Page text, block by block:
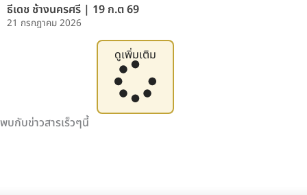
ธีเดช ช้างนครศรี | 19 ก.ต 69
21 กรกฎาคม 2026
ดูเพิ่มเติม
พบกับข่าวสารเร็วๆนี้